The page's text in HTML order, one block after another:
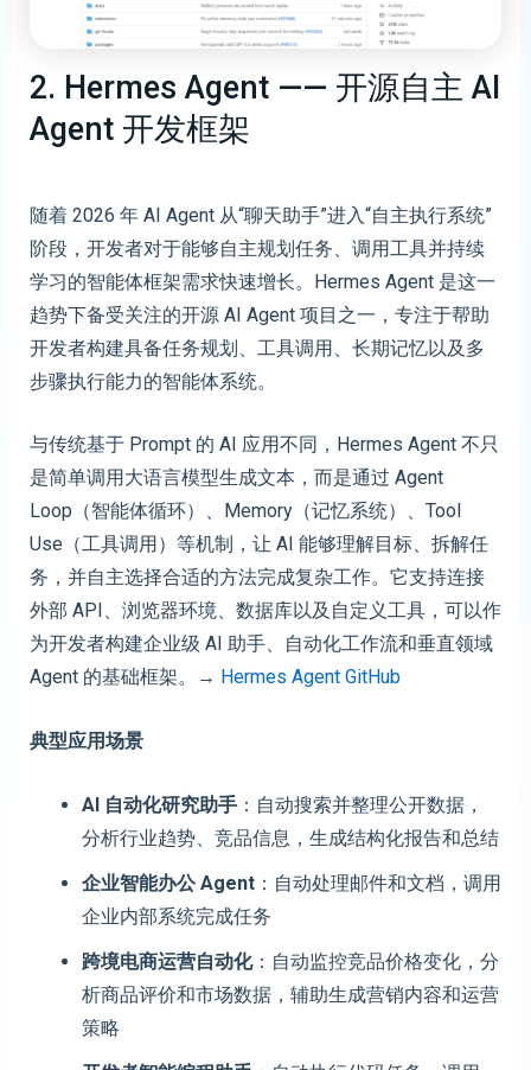
2. Hermes Agent —— 开源自主 AI
Agent 开发框架
随着 2026 年 AI Agent 从“聊天助手”进入“自主执行系统”
阶段，开发者对于能够自主规划任务、调用工具并持续
学习的智能体框架需求快速增长。Hermes Agent 是这一
趋势下备受关注的开源 AI Agent 项目之一，专注于帮助
开发者构建具备任务规划、工具调用、长期记忆以及多
步骤执行能力的智能体系统。
与传统基于 Prompt 的 AI 应用不同，Hermes Agent 不只
是简单调用大语言模型生成文本，而是通过 Agent
Loop（智能体循环）、Memory（记忆系统）、Tool
Use（工具调用）等机制，让 AI 能够理解目标、拆解任
务，并自主选择合适的方法完成复杂工作。它支持连接
外部 API、浏览器环境、数据库以及自定义工具，可以作
为开发者构建企业级 AI 助手、自动化工作流和垂直领域
Agent 的基础框架。→ Hermes Agent GitHub
典型应用场景
AI 自动化研究助手：自动搜索并整理公开数据，
分析行业趋势、竞品信息，生成结构化报告和总结
企业智能办公 Agent：自动处理邮件和文档，调用
企业内部系统完成任务
跨境电商运营自动化：自动监控竞品价格变化，分
析商品评价和市场数据，辅助生成营销内容和运营
策略